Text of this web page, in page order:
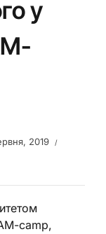
у
2019
camp,